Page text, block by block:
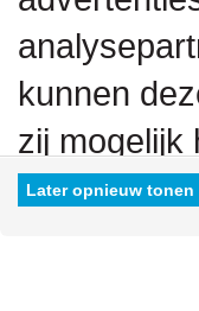
kunnen
zij mogelijk
hen hebt
Later opnieuw tonen